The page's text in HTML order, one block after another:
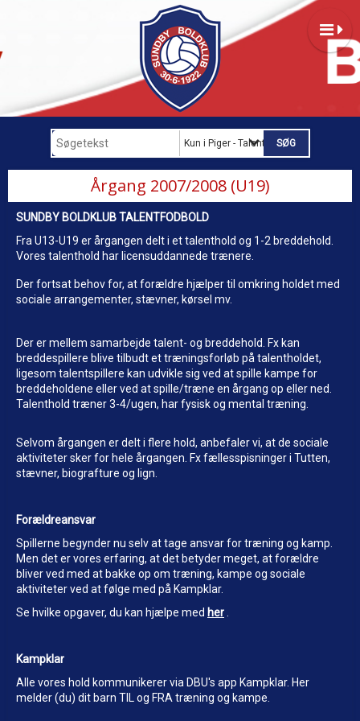
Kun i Piger - Talent
Årgang 2007/2008 (U19)
SUNDBY BOLDKLUB TALENTFODBOLD
Fra U13-U19 er årgangen delt i et talenthold og 1-2 breddehold.
Vores talenthold har licensuddannede trænere.
Der fortsat behov for, at forældre hjælper til omkring holdet med
sociale arrangementer, stævner, kørsel mv.
Der er mellem samarbejde talent- og breddehold. Fx kan
breddespillere blive tilbudt et træningsforløb på talentholdet,
ligesom talentspillere kan udvikle sig ved at spille kampe for
breddeholdene eller ved at spille/træne en årgang op eller ned.
Talenthold træner 3-4/ugen, har fysisk og mental træning.
Selvom årgangen er delt i flere hold, anbefaler vi, at de sociale
aktiviteter sker for hele årgangen. Fx fællesspisninger i Tutten,
stævner, biografture og lign.
Forældreansvar
Spillerne begynder nu selv at tage ansvar for træning og kamp.
Men det er vores erfaring, at det betyder meget, at forældre
bliver ved med at bakke op om træning, kampe og sociale
aktiviteter ved at følge med på Kampklar.
Se hvilke opgaver, du kan hjælpe med her
Kampklar
Alle vores hold kommunikerer via DBU's app Kampklar. Her
melder (du) dit barn TIL og FRA træning og kampe.